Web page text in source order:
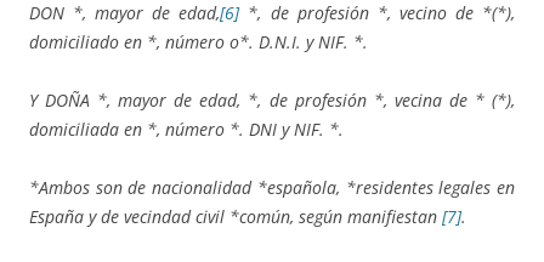
DON *, mayor de edad,[6]*, de profesión *, vecino de *(*),
domiciliado en *, número o*. D.N.I. y NIF. *.
Y DOÑA *, mayor de edad, *, de profesión *, vecina de * (*),
domiciliada en *, número *. DNI y NIF. *.
*Ambos son de nacionalidad *española, *residentes legales en
España y de vecindad civil *común, según manifiestan [7].